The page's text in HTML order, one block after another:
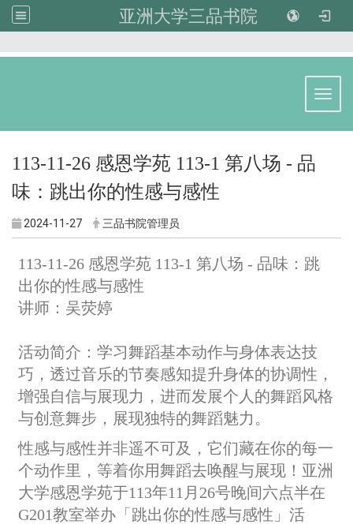
亚洲大学三品书院
113-11-26 感恩学苑 113-1 第八场 - 品
味：跳出你的性感与感性
2024-11-27 三品书院管理员
113-11-26 感恩学苑 113-1 第八场 - 品味：跳
出你的性感与感性
讲师：吴荧婷
活动简介：学习舞蹈基本动作与身体表达技
巧，透过音乐的节奏感知提升身体的协调性，
增强自信与展现力，进而发展个人的舞蹈风格
与创意舞步，展现独特的舞蹈魅力。
性感与感性并非遥不可及，它们藏在你的每一
个动作里，等着你用舞蹈去唤醒与展现！亚洲
大学感恩学苑于113年11月26号晚间六点半在
G201教室举办「跳出你的性感与感性」活